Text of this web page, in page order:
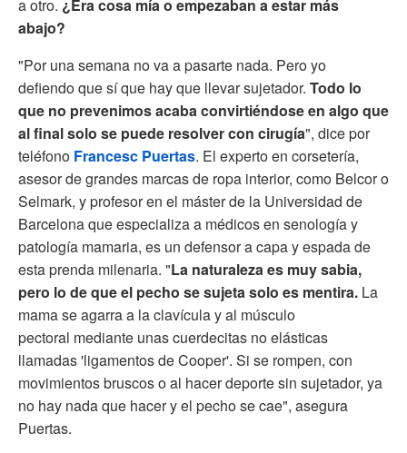
a otro. ¿Era cosa mía o empezaban a estar más
abajo?
"Por una semana no va a pasarte nada. Pero yo
defiendo que sí que hay que llevar sujetador. Todo lo
que no prevenimos acaba convirtiéndose en algo que
al final solo se puede resolver con cirugía", dice por
teléfono Francesc Puertas. El experto en corsetería,
asesor de grandes marcas de ropa interior, como Belcor o
Selmark, y profesor en el máster de la Universidad de
Barcelona que especializa a médicos en senología y
patología mamaria, es un defensor a capa y espada de
esta prenda milenaria. "La naturaleza es muy sabia,
pero lo de que el pecho se sujeta solo es mentira. La
mama se agarra a la clavícula y al músculo
pectoral mediante unas cuerdecitas no elásticas
llamadas 'ligamentos de Cooper'. Si se rompen, con
movimientos bruscos o al hacer deporte sin sujetador, ya
no hay nada que hacer y el pecho se cae", asegura
Puertas.